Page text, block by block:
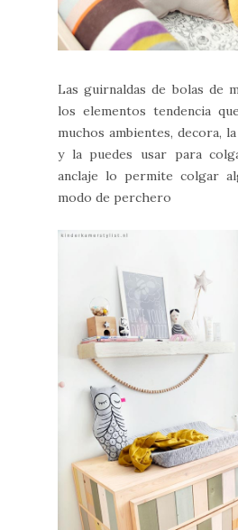
Las guirnaldas de bolas de
los elementos tendencia
muchos ambientes, decora,
y la puedes usar para
anclaje lo permite colgar
modo de perchero